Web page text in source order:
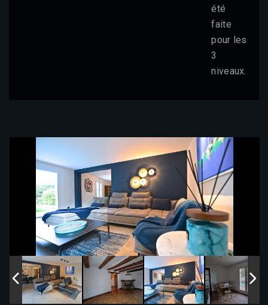
été
faite
pour les
3
niveaux.